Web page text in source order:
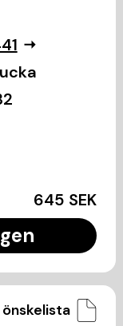
645 SEK